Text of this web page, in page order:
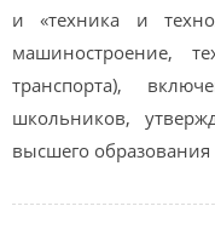
и «техника и
машиностроение,
транспорта),
школьников,
высшего